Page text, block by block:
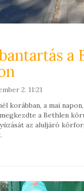
a
2. 11:21
korábban, a mai
a Bethlen
az aluljáró